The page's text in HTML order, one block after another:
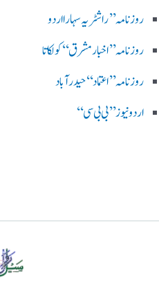
روز نامہ ’’راشٹریہ سہارا اردو
روزنامہ ’’اخبارمشرق‘‘ کولکاتا
روزنامہ ’’اعتماد‘‘ حیدرآباد
اردو نیوز ’’بی بی سی‘‘